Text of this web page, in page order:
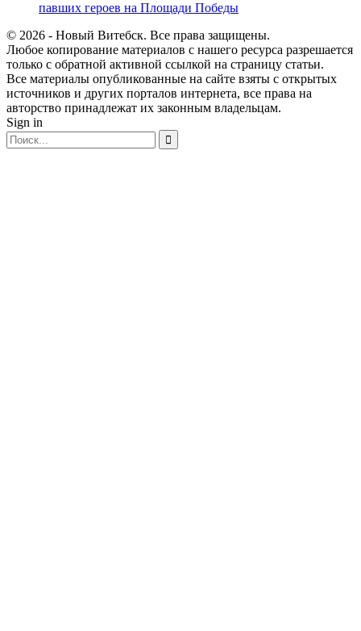
павших героев на Площади Победы
© 2026 - Новый Витебск. Все права защищены.
Любое копирование материалов с нашего ресурса разрешается
только с обратной активной ссылкой на страницу статьи.
Все материалы опубликованные на сайте взяты с открытых
источников и других порталов интернета, все права на
авторство принадлежат их законным владельцам.
Sign in